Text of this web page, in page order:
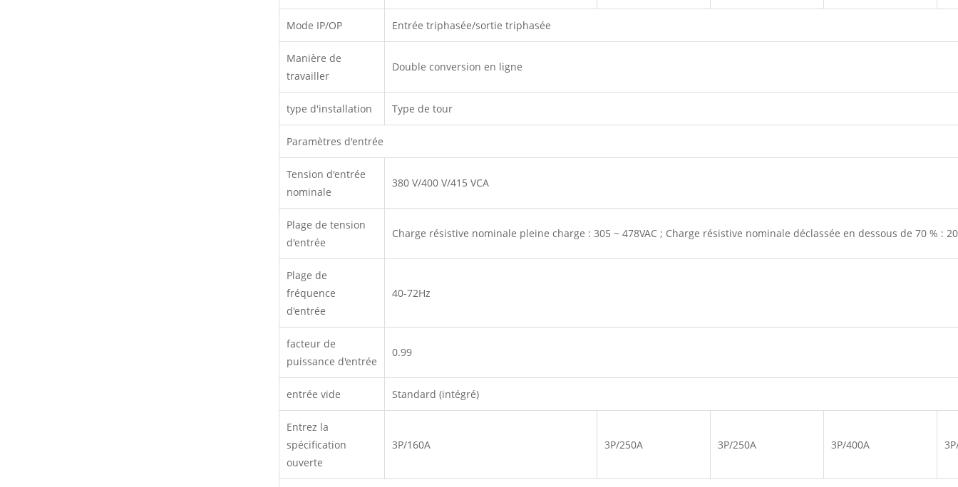
Mode IP/OP Entrée triphasée/sortie triphasée
Manière de
travailler
Double conversion en ligne
type d'installation Type de tour
Paramètres d'entrée
Tension d'entrée
nominale
380 V/400 V/415 VCA
Plage de tension
d'entrée
Charge résistive nominale pleine charge : 305 ~ 478VAC ; Charge résistive nominale déclassée en dessous de 70 % :
Plage de
fréquence
d'entrée
40-72Hz
facteur de
puissance d'entrée
0.99
entrée vide Standard (intégré)
Entrez la
spécification
ouverte
3P/160A 3P/250A 3P/250A 3P/400A